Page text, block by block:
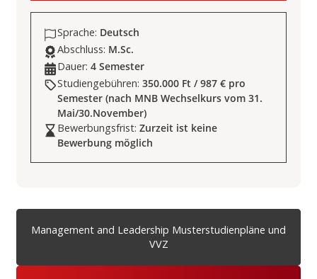
Sprache: Deutsch
Abschluss: M.Sc.
Dauer: 4 Semester
Studiengebühren: 350.000 Ft / 987 € pro
Semester (nach MNB Wechselkurs vom 31.
Mai/30.November)
Bewerbungsfrist: Zurzeit ist keine
Bewerbung möglich
Management and Leadership Musterstudienpläne und
VVZ